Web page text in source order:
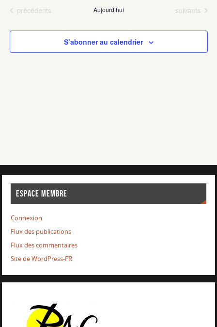
date.Évènements
précédents Aujourd’hui Évènements
suivants
S’abonner au calendrier
ESPACE MEMBRE
Connexion
Flux des publications
Flux des commentaires
Site de WordPress-FR